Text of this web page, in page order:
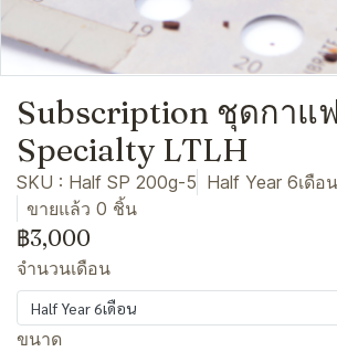
Subscription ชุดกาแ
Specialty LTLH
SKU : Half SP 200g-5 Half Year 6เดื
ขายแล้ว 0 ชิ้น
฿3,000
จำนวนเดือน
Half Year 6เดือน
ขนาด